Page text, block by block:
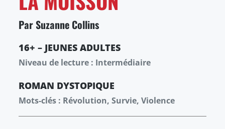
Par Suzanne Collins
16+ – JEUNES ADULTES
Niveau de lecture : Intermédiaire
ROMAN DYSTOPIQUE
Mots-clés : Révolution, Survie, Violence